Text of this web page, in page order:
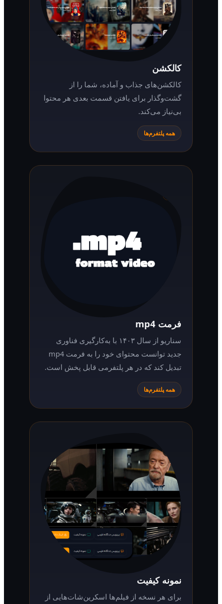
کالکشن‌های جذاب و آماده، شما را از
گشت‌وگذار برای یافتن قسمت بعدی هر محتوا
بی‌نیاز می‌کند.
همه پلتفرم‌ها
سناریو از سال ۱۴۰۳ با به‌کارگیری فناوری
جدید توانست محتوای خود را به فرمت mp4
تبدیل کند که در هر پلتفرمی قابل پخش است.
همه پلتفرم‌ها
نمونه کیفیت
برای هر نسخه از فیلم‌ها اسکرین‌شات‌هایی از